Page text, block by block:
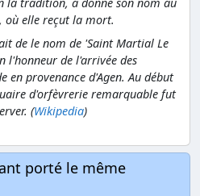
la tradition, a donné son nom au
où elle reçut la mort.
de le nom de 'Saint Martial Le
l'honneur de l'arrivée des
en provenance d'Agen. Au début
d'orfèvrerie remarquable fut
(Wikipedia)
porté le même